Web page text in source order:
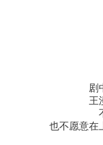
剧
王
也不愿意在